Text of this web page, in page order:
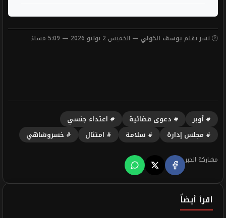
🕐 نشر بقلم يوسف الخولي — الخميس 2 يوليو 2026 — 5:09 مساءً
# أوبر # دعوى قضائية
# اعتداء جنسي
# مجلس إدارة
# سلامة # امتثال # خسروشاهي
مشاركة الخبر
اقرأ أيضاً